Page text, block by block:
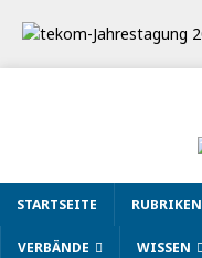
STARTSEITE RUBRIKEN
VERBÄNDE WISSEN